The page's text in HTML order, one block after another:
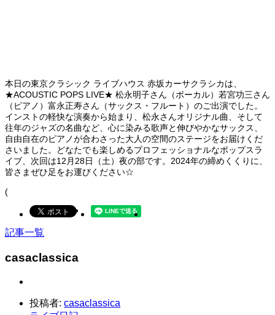
本日の東京クラシック ライブハウス 赤坂カーサクラシカは、
★ACOUSTIC POPS LIVE★ 松永明子さん（ボーカル）若宮功三さん
（ピアノ）富永正寿さん（サックス・フルート）のご出演でした。
インストの軽快な演奏から始まり、松永さんオリジナル曲、そして
往年のジャズの名曲など、心に染みる歌声と伸びやかなサックス、
自由自在のピアノが合わさった大人の空間のステージをお届けくだ
さいました。どなたでも楽しめるプロフェッショナルなポップスラ
イブ、次回は12月28日（土）夜の部です。2024年の締めくくりに、
皆さまぜひ足をお運びください☆
(
記事一覧
casaclassica
投稿者: casaclassica